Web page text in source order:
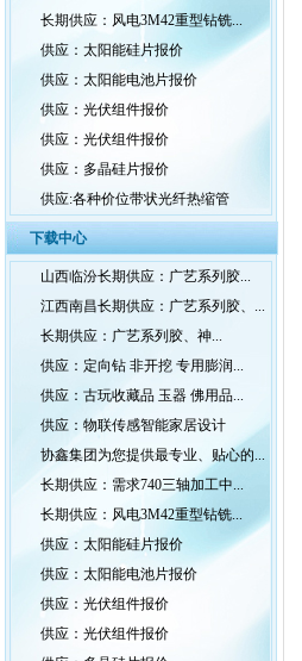
长期供应：风电3M42重型钻铣...
供应：太阳能硅片报价
供应：太阳能电池片报价
供应：光伏组件报价
供应：光伏组件报价
供应：多晶硅片报价
供应:各种价位带状光纤热缩管
下载中心
山西临汾长期供应：广艺系列胶...
江西南昌长期供应：广艺系列胶、...
长期供应：广艺系列胶、神...
供应：定向钻 非开挖 专用膨润...
供应：古玩收藏品 玉器 佛用品...
供应：物联传感智能家居设计
协鑫集团为您提供最专业、贴心的...
长期供应：需求740三轴加工中...
长期供应：风电3M42重型钻铣...
供应：太阳能硅片报价
供应：太阳能电池片报价
供应：光伏组件报价
供应：光伏组件报价